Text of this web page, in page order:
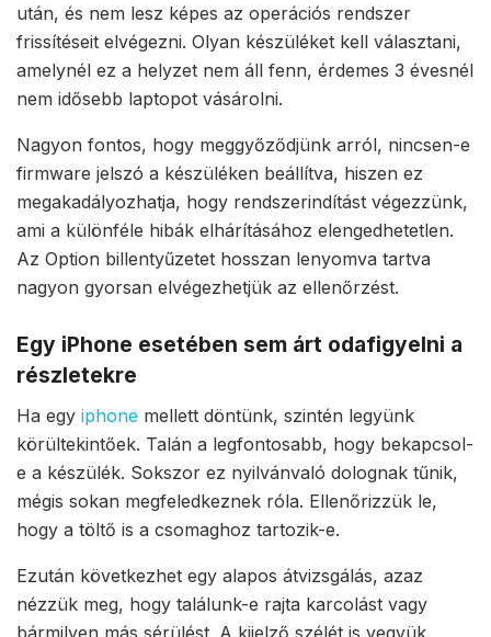
után, és nem lesz képes az operációs rendszer
frissítéseit elvégezni. Olyan készüléket kell választani,
amelynél ez a helyzet nem áll fenn, érdemes 3 évesnél
nem idősebb laptopot vásárolni.
Nagyon fontos, hogy meggyőződjünk arról, nincsen-e
firmware jelszó a készüléken beállítva, hiszen ez
megakadályozhatja, hogy rendszerindítást végezzünk,
ami a különféle hibák elhárításához elengedhetetlen.
Az Option billentyűzetet hosszan lenyomva tartva
nagyon gyorsan elvégezhetjük az ellenőrzést.
Egy iPhone esetében sem árt odafigyelni a
részletekre
Ha egy iphone mellett döntünk, szintén legyünk
körültekintőek. Talán a legfontosabb, hogy bekapcsol-
e a készülék. Sokszor ez nyilvánvaló dolognak tűnik,
mégis sokan megfeledkeznek róla. Ellenőrizzük le,
hogy a töltő is a csomaghoz tartozik-e.
Ezután következhet egy alapos átvizsgálás, azaz
nézzük meg, hogy találunk-e rajta karcolást vagy
bármilyen más sérülést. A kijelző szélét is vegyük